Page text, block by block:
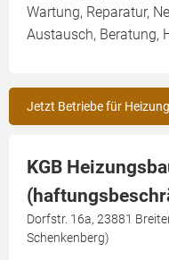
Wartung, Reparatur,
Austausch, Beratung,
Jetzt Betriebe für
KGB
Dorfstr. 16a, 23881
Schenkenberg)